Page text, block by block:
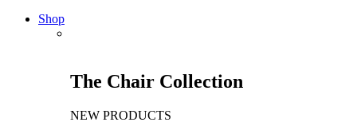
Shop
The Chair Collection
NEW PRODUCTS